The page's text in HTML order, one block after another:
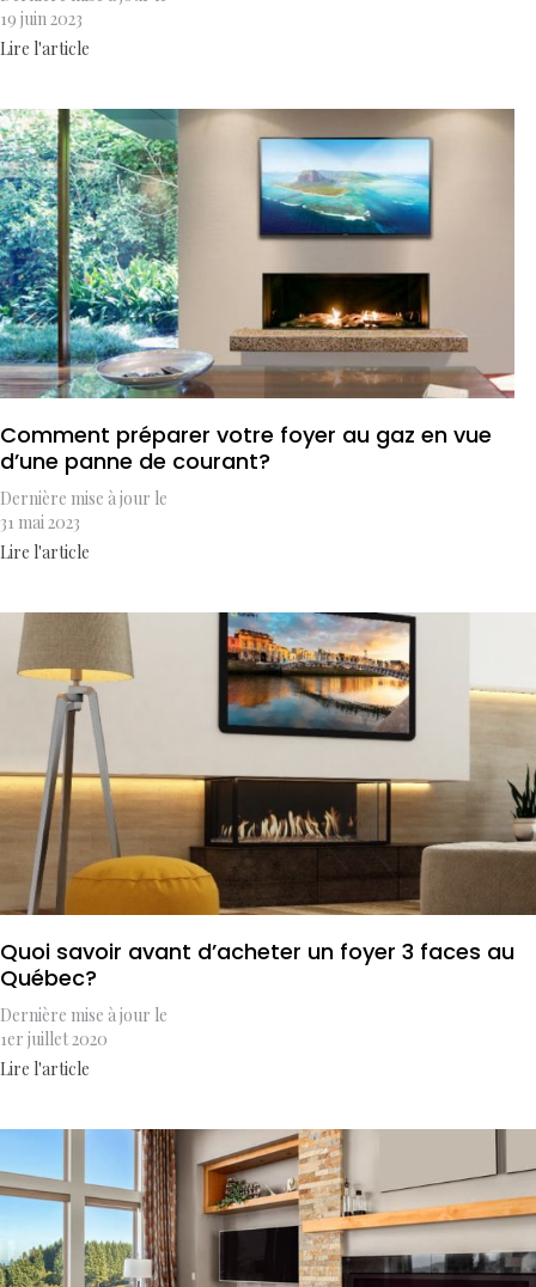
19 juin 2023
Lire l'article
Comment préparer votre foyer au gaz en vue
d’une panne de courant?
Dernière mise à jour le
31 mai 2023
Lire l'article
Quoi savoir avant d’acheter un foyer 3 faces au
Québec?
Dernière mise à jour le
1er juillet 2020
Lire l'article